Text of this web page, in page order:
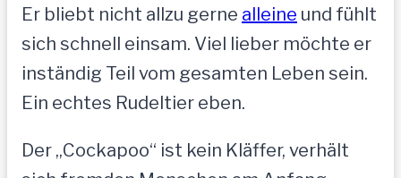
Er bliebt nicht allzu gerne alleine und fühlt
sich schnell einsam. Viel lieber möchte er
inständig Teil vom gesamten Leben sein.
Ein echtes Rudeltier eben.
Der „Cockapoo“ ist kein Kläffer, verhält